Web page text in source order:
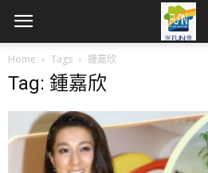
Home Tags 鍾嘉欣
Tag: 鍾嘉欣